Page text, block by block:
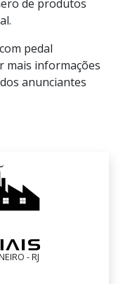
de produtos
pedal
mais informações
anunciantes
- RJ